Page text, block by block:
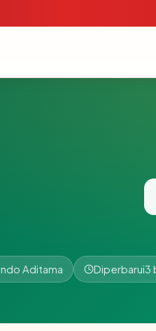
Aditama Diperbarui3